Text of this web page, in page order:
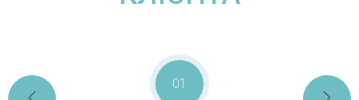
01